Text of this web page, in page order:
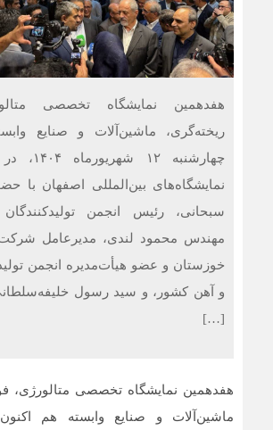
هفدهمین نمایشگاه تخصصی
ریخته‌گری، ماشین‌آلات و صنایع
چهارشنبه
نمایشگاه‌های بین‌المللی اصفهان با
سبحانی، رئیس انجمن تولیدکنندگان
مهندس محمود لندی، مدیرعامل شرکت
خوزستان و عضو هیأت‌مدیره انجمن
و آهن کشور، و سید رسول
[…]
هفدهمین نمایشگاه تخصصی متالورژی،